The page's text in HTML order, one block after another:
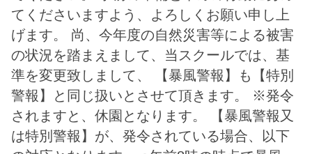
は特別警報】が、発令されている場合、以下
の対応となります。 ○午前8時の時点で暴風・
特別警報発令中の場合→終日休園 ○ 開園時間
内において、暴風・特別警報発令中の場合→
至急お迎えをお願いします。 ○上記以外、緊
急事態、その他必要な場合は、スクールより
保護者の方々へこちらの【公式ライン】より
連絡いたします。 臨時休園の基準変更につ
きましては、生徒の安全を第一に考えての事
ですので、予めご了承頂き、ご周知頂きます
ようよろしくお願い申し上げます。 【大阪市